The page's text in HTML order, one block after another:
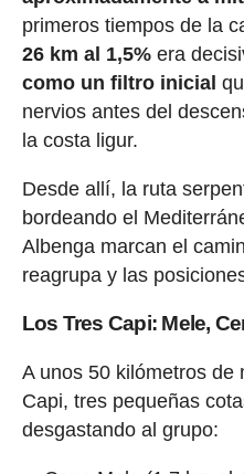
primeros tiempos de la
26 km al 1,5%era
como un filtro inicial
nervios antes del
la costa ligur.
Desde allí, la ruta
bordeando el
Albenga marcan el
reagrupa y las
Los Tres Capi: Mele,
A unos 50 kilómetros de
Capi, tres pequeñas
desgastando al grupo: